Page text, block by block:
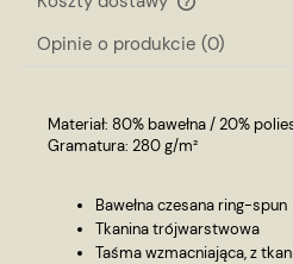
Cena nie zawiera ewentualnych
Opinie o produkcie (0)
Materiał: 80% bawełna / 20%
Gramatura: 280 g/m²
Bawełna czesana ring-spun
Tkanina trójwarstwowa
Taśma wzmacniająca, z